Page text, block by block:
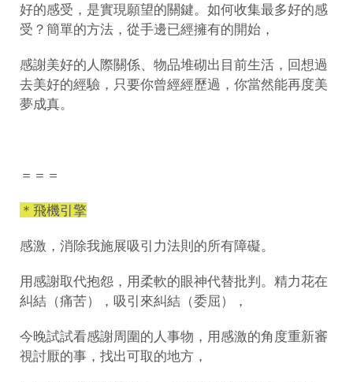
好的感受，是實現願望的關鍵。如何收集最多好的感
受？簡單的方法，從手邊已經擁有的開始，
感謝美好的人際關係、物品堆砌出目前生活，回想過
去美好的經驗，只要你曾經經歷過，你當然能再度美
夢成真。
＝＝＝
＊飛機引擎
感激，消除我施展吸引力法則的所有障礙。
用感謝取代抱怨，用柔軟的眼神代替批判。精力花在
糾結（痛苦），吸引來糾結（委屈），
今晚試試看感謝周圍的人事物，用感激的角度重新審
視討厭的事，找出可取的地方，